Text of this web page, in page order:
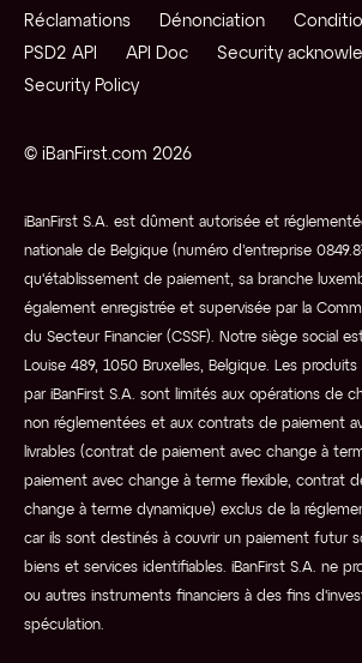
© iBanFirst.com 2026
Réclamations Dénonciation
PSD2 API API Doc Security
Security Policy
iBanFirst S.A. est dûment autorisée et
nationale de Belgique (numéro d’entreprise
qu'établissement de paiement, sa branche
également enregistrée et supervisée par la
du Secteur Financier (CSSF). Notre siège social
Louise 489, 1050 Bruxelles, Belgique. Les
par iBanFirst S.A. sont limités aux opérations de
non réglementées et aux contrats de paiement
livrables (contrat de paiement avec change à
paiement avec change à terme flexible, contrat
change à terme dynamique) exclus de la
car ils sont destinés à couvrir un paiement futur
biens et services identifiables. iBanFirst S.A. ne
ou autres instruments financiers à des fins
spéculation.